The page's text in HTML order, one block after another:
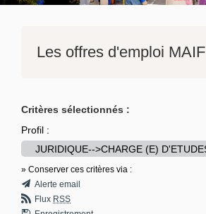
Les offres d'emploi MAIF
Critères sélectionnés :
Profil :
» Conserver ces critères via :
Alerte email
Flux RSS